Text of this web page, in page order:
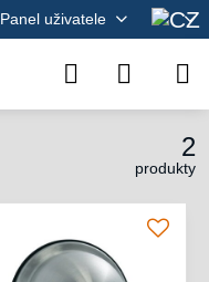
Panel uživatele
2
produkty